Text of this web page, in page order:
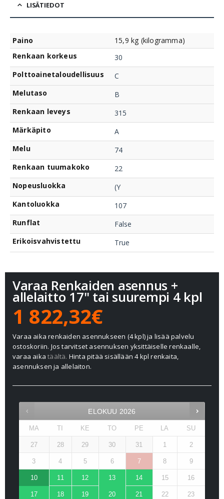
LISÄTIEDOT
Paino
15,9 kg (kilogramma)
Renkaan korkeus
30
Polttoainetaloudellisuus
C
Melutaso
B
Renkaan leveys
315
Märkäpito
A
Melu
74
Renkaan tuumakoko
22
Nopeusluokka
(Y
Kantoluokka
107
Runflat
False
Erikoisvahvistettu
True
Varaa Renkaiden asennus +
allelaitto 17" tai suurempi 4 kpl
1 822,32€
Varaa aika renkaiden asennukseen (4 kpl) ja lisää palvelu
ostoskoriin. Jos tarvitset asennuksen yksittäiselle renkaalle,
varaa aikatäältä. Hinta pitää sisällään 4 kpl renkaita,
asennuksen ja allelaiton.
ELOKUU 2026
MA TI KE TO PE LA SU
27 28 29 30 31 1 2
3 4 5 6 7 8 9
10 11 12 13 14 15 16
17 18 19 20 21 22 23